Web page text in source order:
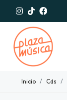
Inicio Cds